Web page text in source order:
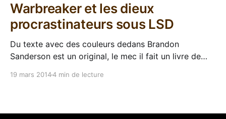
Warbreaker et les dieux
procrastinateurs sous LSD
Du texte avec des couleurs dedans Brandon
Sanderson est un original, le mec il fait un livre de
19 mars 20144 min de lecture